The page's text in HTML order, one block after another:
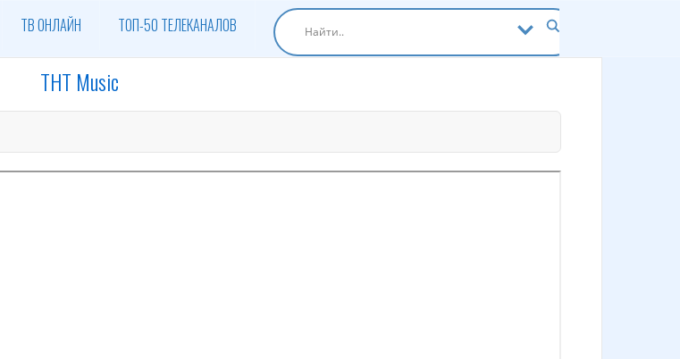
ТВ ОНЛАЙН ТОП-50 ТЕЛЕКАНАЛОВ
ТНТ Music